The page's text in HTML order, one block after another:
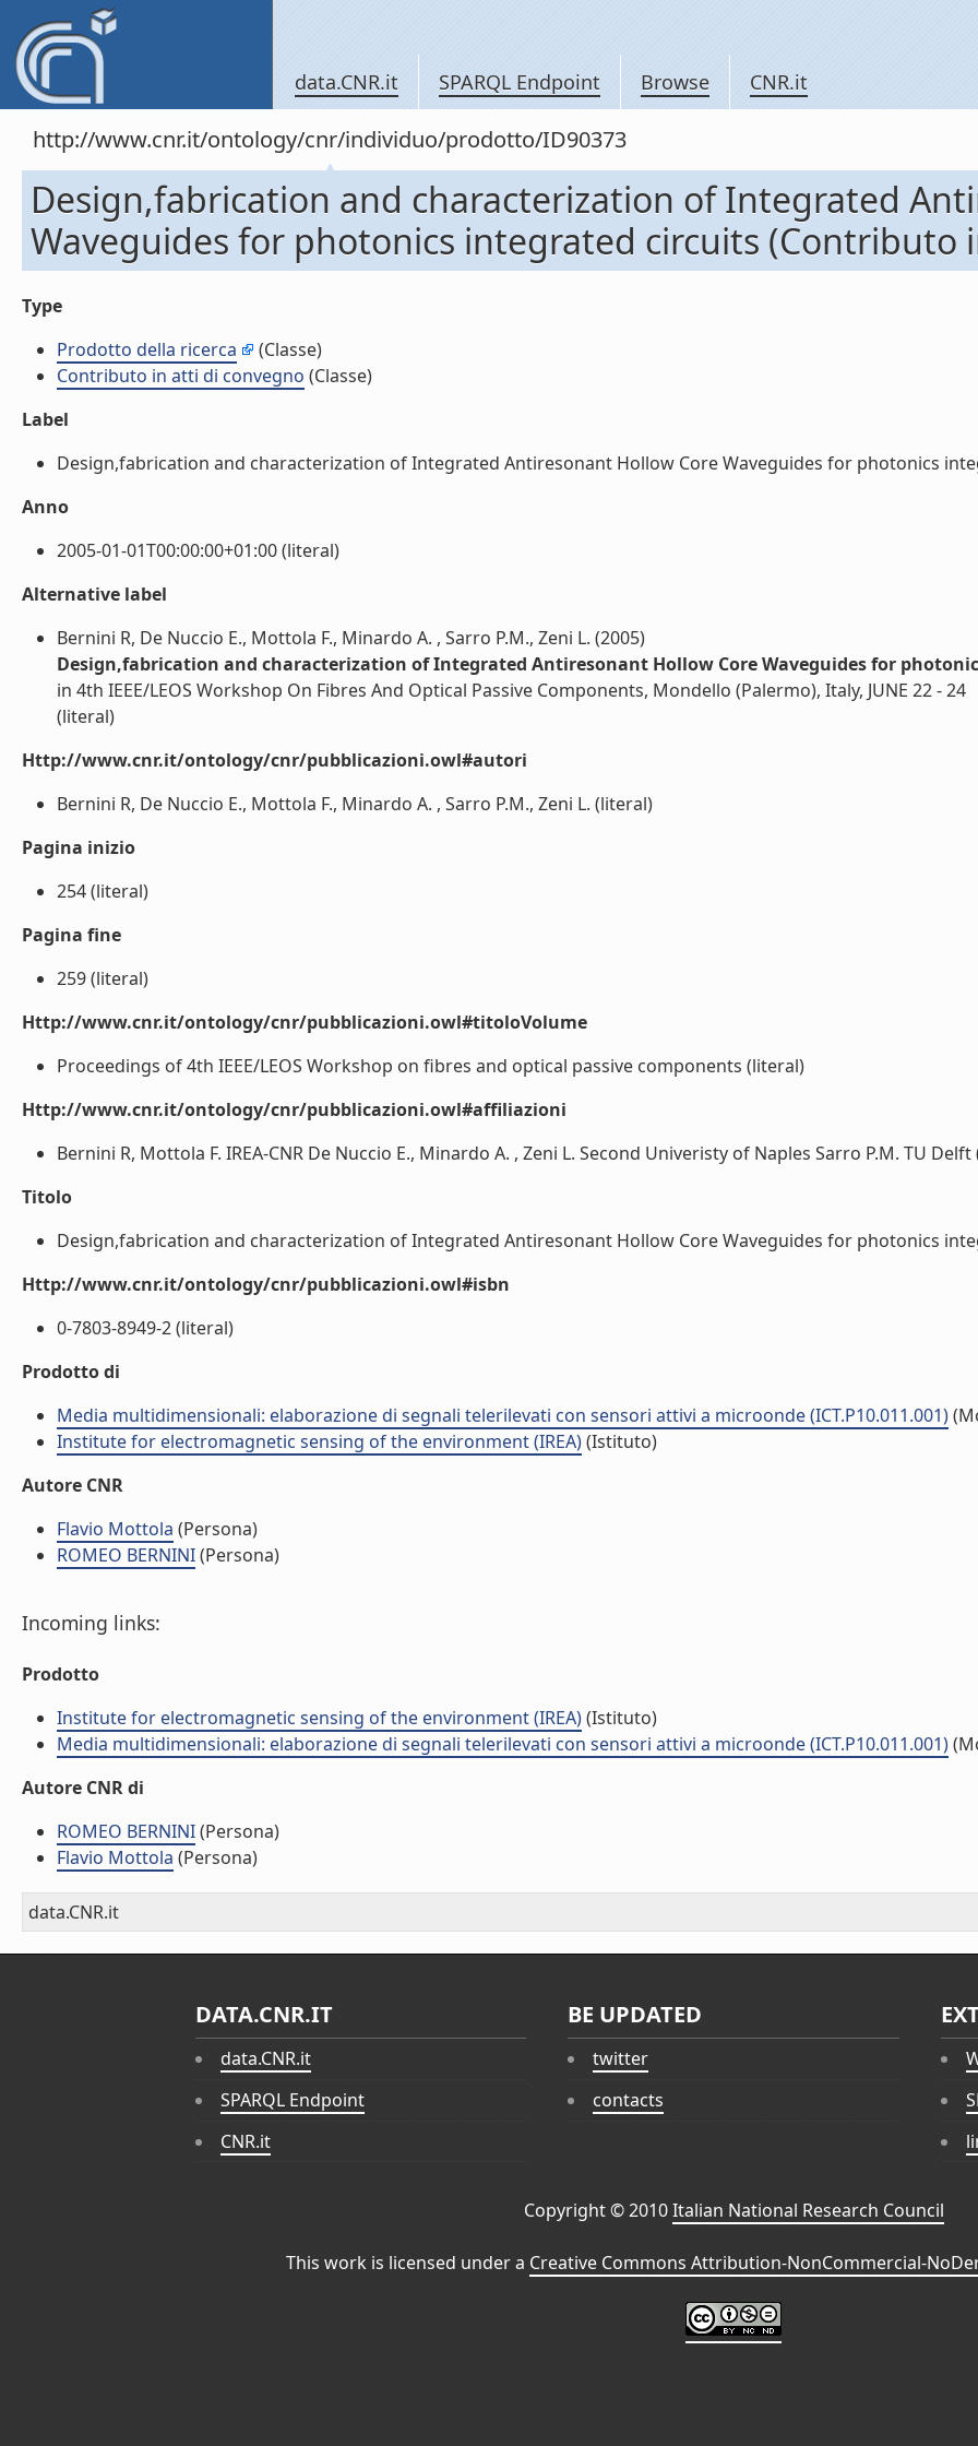
data.CNR.it SPARQL Endpoint Browse CNR.it
http://www.cnr.it/ontology/cnr/individuo/prodotto/ID90373
Design,fabrication and characterization of Integrated
Waveguides for photonics integrated circuits (Contributo
Type
Prodotto della ricerca
(Classe)
Contributo in atti di convegno (Classe)
Label
Design,fabrication and characterization of Integrated Antiresonant Hollow Core Waveguides for photonics
Anno
2005-01-01T00:00:00+01:00 (literal)
Alternative label
Bernini R, De Nuccio E., Mottola F., Minardo A. , Sarro P.M., Zeni L. (2005)
Design,fabrication and characterization of Integrated Antiresonant Hollow Core Waveguides for
in 4th IEEE/LEOS Workshop On Fibres And Optical Passive Components, Mondello (Palermo), Italy, JUNE 22 - 24
(literal)
Http://www.cnr.it/ontology/cnr/pubblicazioni.owl#autori
Bernini R, De Nuccio E., Mottola F., Minardo A. , Sarro P.M., Zeni L. (literal)
Pagina inizio
254 (literal)
Pagina fine
259 (literal)
Http://www.cnr.it/ontology/cnr/pubblicazioni.owl#titoloVolume
Proceedings of 4th IEEE/LEOS Workshop on fibres and optical passive components (literal)
Http://www.cnr.it/ontology/cnr/pubblicazioni.owl#affiliazioni
Bernini R, Mottola F. IREA-CNR De Nuccio E., Minardo A. , Zeni L. Second Univeristy of Naples Sarro P.M. TU
Titolo
Design,fabrication and characterization of Integrated Antiresonant Hollow Core Waveguides for photonics
Http://www.cnr.it/ontology/cnr/pubblicazioni.owl#isbn
0-7803-8949-2 (literal)
Prodotto di
Media multidimensionali: elaborazione di segnali telerilevati con sensori attivi a microonde (ICT.P10.011.001)
Institute for electromagnetic sensing of the environment (IREA)(Istituto)
Autore CNR
Flavio Mottola (Persona)
ROMEO BERNINI(Persona)
Incoming links:
Prodotto
Institute for electromagnetic sensing of the environment (IREA)(Istituto)
Media multidimensionali: elaborazione di segnali telerilevati con sensori attivi a microonde (ICT.P10.011.001)
Autore CNR di
ROMEO BERNINI(Persona)
Flavio Mottola (Persona)
data.CNR.it
DATA.CNR.IT
data.CNR.it
SPARQL Endpoint
CNR.it
BE UPDATED
twitter
contacts
Copyright © 2010Italian National Research Council
This work is licensed under a Creative Commons Attribution-NonCommercial-